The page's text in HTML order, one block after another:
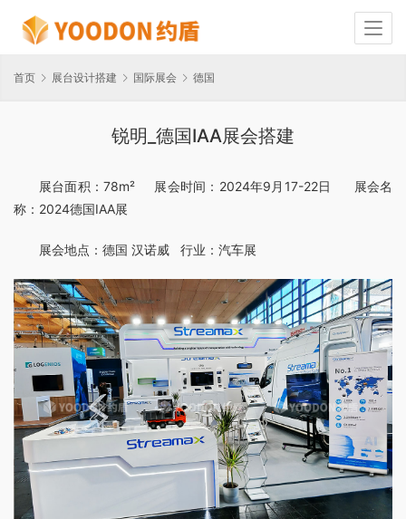
首页 展台设计搭建 国际展会 德国
锐明_德国IAA展会搭建
展台面积：78m²     展会时间：2024年9月17-22日      展会名
称：2024德国IAA展
展会地点：德国 汉诺威   行业：汽车展